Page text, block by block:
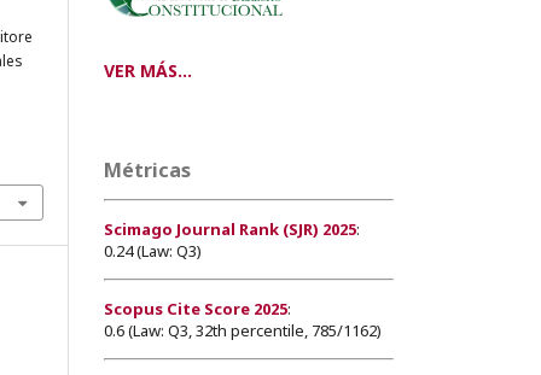
VER MÁS...
Métricas
Scimago Journal Rank (SJR) 2025:
0.24 (Law: Q3)
Scopus Cite Score 2025:
0.6 (Law: Q3, 32th percentile, 785/1162)